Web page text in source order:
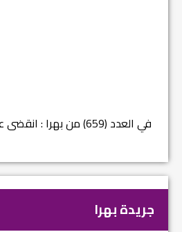
في العدد (659) من بهرا : انقضى عام النصر… م...
جريدة بهرا